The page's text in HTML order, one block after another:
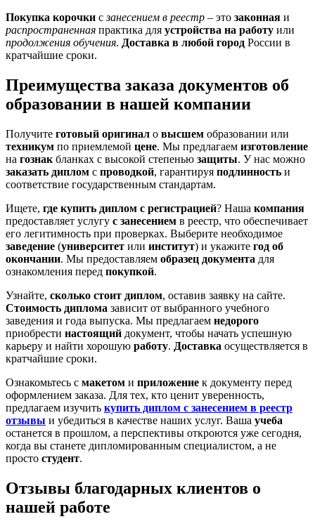
Покупка корочки сзанесением в реестр – это законная и
распространенная практика для устройства на работу или
продолжения обучения. Доставка в любой город России в
кратчайшие сроки.
Преимущества заказа документов об
образовании в нашей компании
Получите готовый оригинал о высшем образовании или
техникум по приемлемой цене. Мы предлагаем изготовление
на гознак бланках с высокой степенью защиты. У нас можно
заказать диплом с проводкой, гарантируя подлинность и
соответствие государственным стандартам.
Ищете, где купить диплом с регистрацией? Наша компания
предоставляет услугу с занесением в реестр, что обеспечивает
его легитимность при проверках. Выберите необходимое
заведение (университет или институт) и укажите год об
окончании. Мы предоставляем образец документа для
ознакомления перед покупкой.
Узнайте, сколько стоит диплом, оставив заявку на сайте.
Стоимость диплома зависит от выбранного учебного
заведения и года выпуска. Мы предлагаем недорого
приобрести настоящий документ, чтобы начать успешную
карьеру и найти хорошую работу. Доставка осуществляется в
кратчайшие сроки.
Ознакомьтесь с макетом и приложение к документу перед
оформлением заказа. Для тех, кто ценит уверенность,
предлагаем изучить купить диплом с занесением в реестр
отзывы и убедиться в качестве наших услуг. Ваша учеба
останется в прошлом, а перспективы откроются уже сегодня,
когда вы станете дипломированным специалистом, а не
просто студент.
Отзывы благодарных клиентов о
нашей работе